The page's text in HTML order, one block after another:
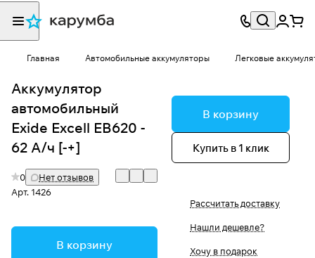
Главная Автомобильные аккумуляторы Легковые
Аккумулятор
автомобильный
Exide Excell EB620 -
62 А/ч [-+]
0
Нет отзывов
Арт. 1426
В корзину
В корзину
Купить в 1 клик
Рассчитать доставку
Нашли дешевле?
Хочу в подарок